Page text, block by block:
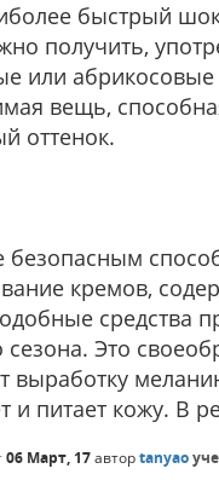
быстрый
получить,
или абрикосовые
вещь,
оттенок.
безопасным
кремов,
средства
сезона. Это
выработку
и питает кожу. В
06 Март, 17авторtanyao